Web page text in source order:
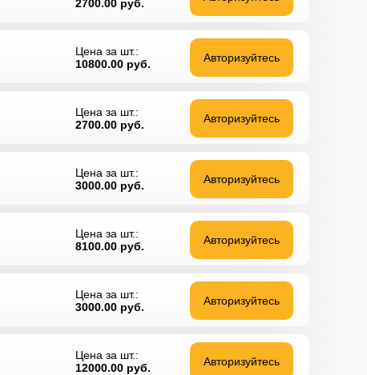
2700.00 руб.
Цена за шт.:
10800.00 руб. Авторизуйтесь
Цена за шт.:
2700.00 руб. Авторизуйтесь
Цена за шт.:
3000.00 руб. Авторизуйтесь
Цена за шт.:
8100.00 руб. Авторизуйтесь
Цена за шт.:
3000.00 руб. Авторизуйтесь
Цена за шт.:
12000.00 руб. Авторизуйтесь